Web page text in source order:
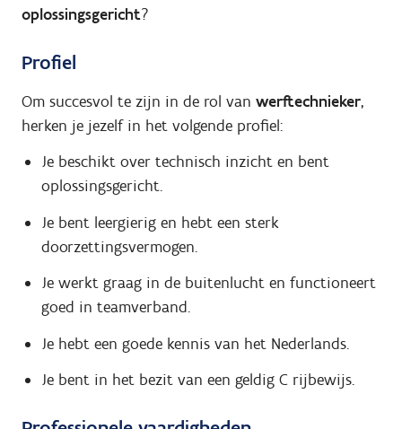
oplossingsgericht?
Profiel
Om succesvol te zijn in de rol van werftechnieker,
herken je jezelf in het volgende profiel:
Je beschikt over technisch inzicht en bent
oplossingsgericht.
Je bent leergierig en hebt een sterk
doorzettingsvermogen.
Je werkt graag in de buitenlucht en functioneert
goed in teamverband.
Je hebt een goede kennis van het Nederlands.
Je bent in het bezit van een geldig C rijbewijs.